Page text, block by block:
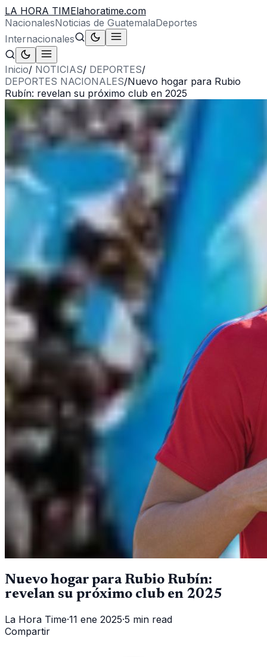
LA HORA TIMElahoratime.com
NacionalesNoticias de GuatemalaDeportes
Internacionales
Inicio/ NOTICIAS/ DEPORTES/
DEPORTES NACIONALES/Nuevo hogar para Rubio
Rubín: revelan su próximo club en 2025
Nuevo hogar para Rubio Rubín:
revelan su próximo club en 2025
La Hora Time·11 ene 2025·5 min read
Compartir